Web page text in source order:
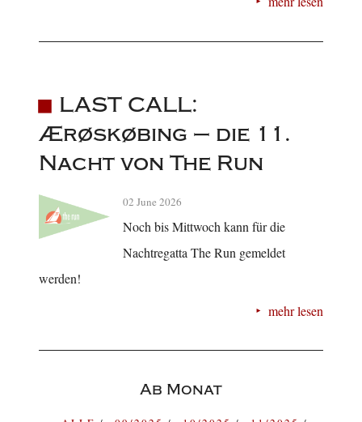
LAST CALL:
Ærøskøbing – die 11.
Nacht von The Run
02 June 2026
Noch bis Mittwoch kann für die
Nachtregatta The Run gemeldet
werden!
mehr lesen
Ab Monat